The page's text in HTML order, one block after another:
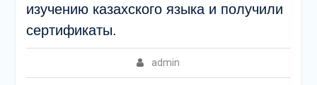
изучению казахского языка и получили
сертификаты.
admin